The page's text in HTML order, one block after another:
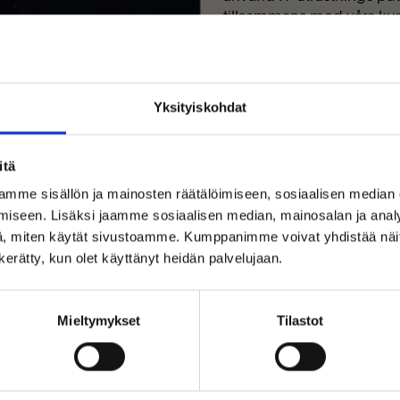
Yksityiskohdat
sisällön ja mainosten räätälöimiseen, sosiaalisen
Lisäksi jaamme sosiaalisen median, mainosalan ja
miten käytät sivustoamme. Kumppanimme voivat yhdistää
kun olet käyttänyt heidän palvelujaan.
Mieltymykset Tilastot
tillsammans med våra
går kvalitet och
därför är vi bäst i test
eller sälja IT-produkter
Välkommen till Inrego!
Är du privatperson eller företag?
(Inkl. moms) (Exkl. moms)